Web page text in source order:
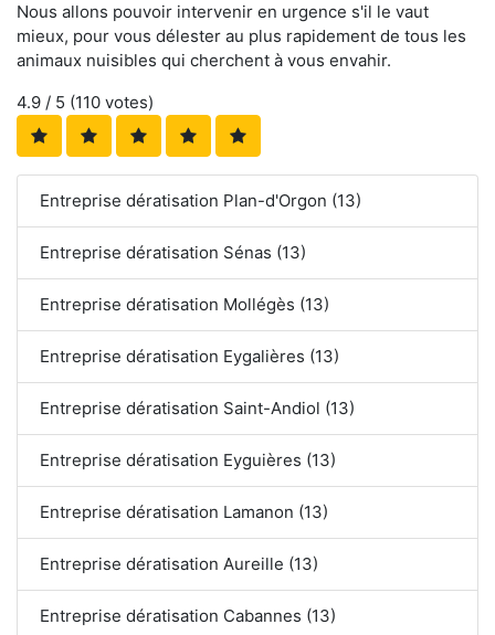
Nous allons pouvoir intervenir en urgence s'il le vaut
mieux, pour vous délester au plus rapidement de tous les
animaux nuisibles qui cherchent à vous envahir.
4.9 / 5 (110 votes)
Entreprise dératisation Plan-d'Orgon (13)
Entreprise dératisation Sénas (13)
Entreprise dératisation Mollégès (13)
Entreprise dératisation Eygalières (13)
Entreprise dératisation Saint-Andiol (13)
Entreprise dératisation Eyguières (13)
Entreprise dératisation Lamanon (13)
Entreprise dératisation Aureille (13)
Entreprise dératisation Cabannes (13)